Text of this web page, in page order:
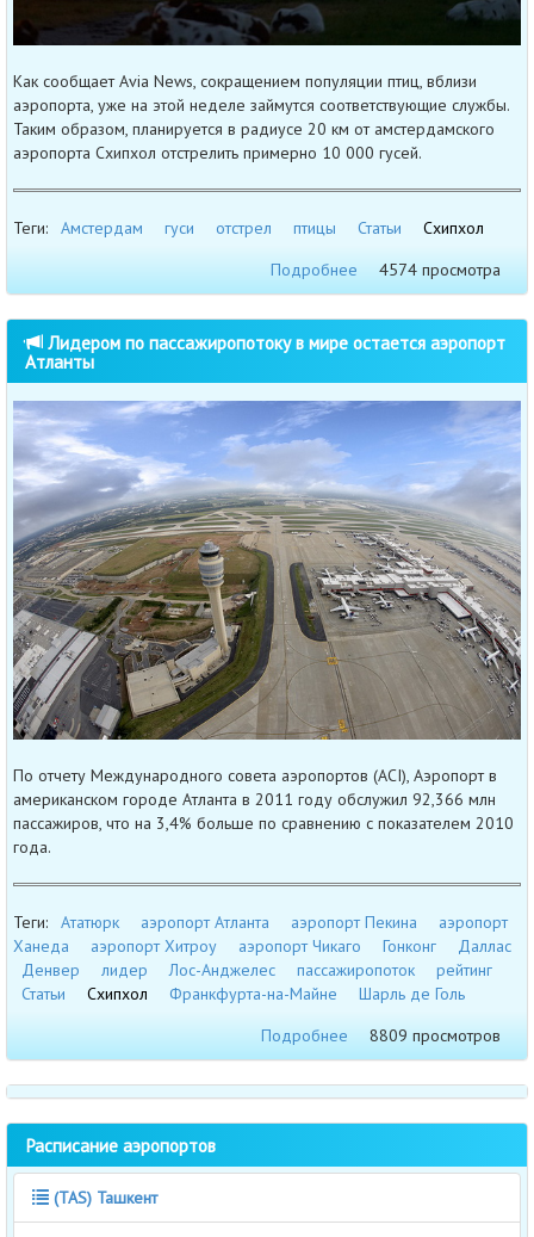
Как сообщает Avia News, сокращением популяции птиц, вблизи
аэропорта, уже на этой неделе займутся соответствующие службы.
Таким образом, планируется в радиусе 20 км от амстердамского
аэропорта Схипхол отстрелить примерно 10 000 гусей.
Теги: Амстердам гуси отстрел птицы Статьи
Схипхол
Подробнее
4574 просмотра
Лидером по пассажиропотоку в мире остается аэропорт
Атланты
По отчету Международного совета аэропортов (ACI), Аэропорт в
американском городе Атланта в 2011 году обслужил 92,366 млн
пассажиров, что на 3,4% больше по сравнению с показателем 2010
года.
Теги: Ататюрк аэропорт Атланта аэропорт Пекина
аэропорт
Ханеда
аэропорт Хитроу аэропорт Чикаго Гонконг
Даллас
Денвер
лидер Лос-Анджелес пассажиропоток
рейтинг
Статьи
Схипхол Франкфурта-на-Майне
Шарль де Голь
Подробнее
8809 просмотров
Расписание аэропортов
(TAS) Ташкент